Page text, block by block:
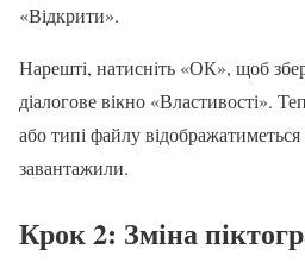
«Відкрити».
Нарешті, натисніть «ОК», щоб
діалогове вікно «Властивості».
або типі файлу
завантажили.
Крок 2: Зміна